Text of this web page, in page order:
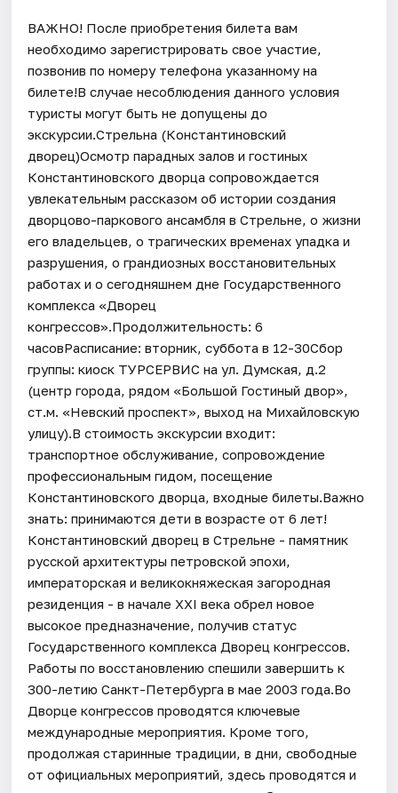
ВАЖНО! После приобретения билета вам
необходимо зарегистрировать свое участие,
позвонив по номеру телефона указанному на
билете!В случае несоблюдения данного условия
туристы могут быть не допущены до
экскурсии.Стрельна (Константиновский
дворец)Осмотр парадных залов и гостиных
Константиновского дворца сопровождается
увлекательным рассказом об истории создания
дворцово-паркового ансамбля в Стрельне, о жизни
его владельцев, о трагических временах упадка и
разрушения, о грандиозных восстановительных
работах и о сегодняшнем дне Государственного
комплекса «Дворец
конгрессов».Продолжительность: 6
часовРасписание: вторник, суббота в 12-30Сбор
группы: киоск ТУРСЕРВИС на ул. Думская, д.2
(центр города, рядом «Большой Гостиный двор»,
ст.м. «Невский проспект», выход на Михайловскую
улицу).В стоимость экскурсии входит:
транспортное обслуживание, сопровождение
профессиональным гидом, посещение
Константиновского дворца, входные билеты.Важно
знать: принимаются дети в возрасте от 6 лет!
Константиновский дворец в Стрельне - памятник
русской архитектуры петровской эпохи,
императорская и великокняжеская загородная
резиденция - в начале XXI века обрел новое
высокое предназначение, получив статус
Государственного комплекса Дворец конгрессов.
Работы по восстановлению спешили завершить к
300-летию Санкт-Петербурга в мае 2003 года.Во
Дворце конгрессов проводятся ключевые
международные мероприятия. Кроме того,
продолжая старинные традиции, в дни, свободные
от официальных мероприятий, здесь проводятся и